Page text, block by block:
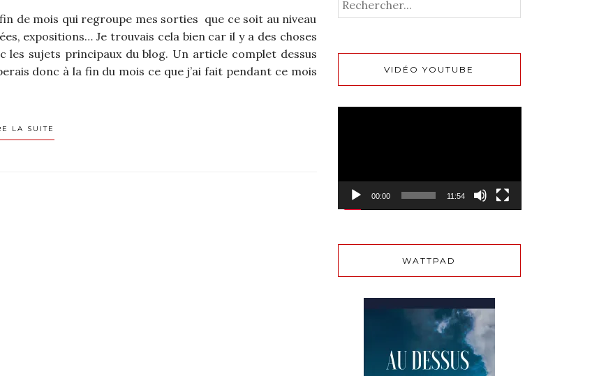
de mois qui regroupe mes sorties que ce soit au niveau
expositions… Je trouvais cela bien car il y a des choses
sujets principaux du blog. Un article complet dessus
donc à la fin du mois ce que j’ai fait pendant ce mois
LA SUITE
VIDÉO YOUTUBE
00:00 11:54
WATTPAD